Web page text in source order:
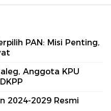
PAN: Misi Penting,
Anggota KPU
2024-2029 Resmi